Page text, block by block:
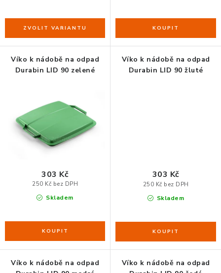
ERGONOMICKÉ KLÁVESNICE
DRŽÁKY LCD MONITORŮ A TV
STOJANY POD NOTEBOOK
ORGANIZACE KABELŮ
STOJANY NA DOKUMENTY
LED STOLNÍ LAMPY
KANCELÁŘSKÉ POTŘEBY
Víko k nádobě na odpad
Durabin LID 90 zelené
Skladem
250 Kč bez DPH
303 Kč
Víko k nádobě na odpad
Durabin LID 90 žluté
Skladem
250 Kč bez DPH
303 Kč
Víko k nádobě na odpad
Víko k nádobě na odpad